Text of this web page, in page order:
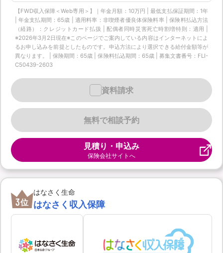
【FWD収入保障＜Web専用＞】｜年金月額：10万円 | 最低支払保証期間：1年
| 年金支払期間：65歳 | 適用料率：非喫煙者優良体保険料率 | 保険料払込方法
（経路）：クレジットカード払扱 | 配偶者同時災害死亡時割増特則：適用 |
※2026年3月2日現在※このページでご案内している内容はインターネットによ
るお申し込みを前提としたものです。申込方法により選択できる給付金額等が
異なります。 | 保険期間：65歳 | 保険料払込期間：65歳 | 募集文書番号：FLI-
C50439-2603
無料で相談予約
資料請求
見積り・申込み
保険会社サイトへ
3位
はなさく生命
はなさく収入保障